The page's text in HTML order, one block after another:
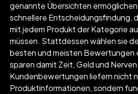
genannte Übersichten
schnellere Entscheidungsfindung,
mit jedem Produkt der Kategorie
müssen. Stattdessen wählen sie
besten und meisten Bewertungen
sparen damit Zeit, Geld und
Kundenbewertungen liefern nicht
Produktinformationen, sondern